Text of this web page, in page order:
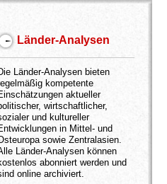
Länder-Analysen
Länder-Analysen bieten
kompetente
aktueller
wirtschaftlicher,
und kultureller
in Mittel- und
sowie Zentralasien.
Länder-Analysen können
abonniert werden und
online archiviert.